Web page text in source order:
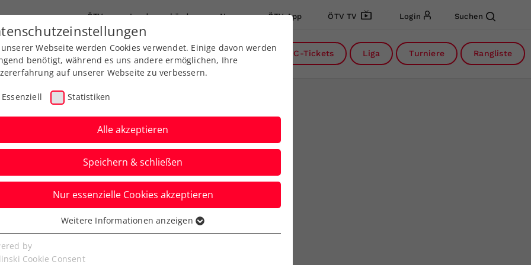
ÖTV Landesverbände News ÖTV App ÖTV TV Login Suchen
Ausbildung Services Über uns DC-Tickets Liga Turniere Rangliste
di Pula: Grabher
Comeback
Webseite werden Cookies verwendet. Einige davon werden
benötigt, während es uns andere ermöglichen, Ihre
auf unserer Webseite zu verbessern.
Essenziell Statistiken
Alle akzeptieren
Speichern & schließen
Nur essenzielle Cookies akzeptieren
Cookies werden für grundlegende Funktionen der
benötigt. Dadurch ist gewährleistet, dass die Webseite
Weitere Informationen anzeigen
by
Cookie Consent